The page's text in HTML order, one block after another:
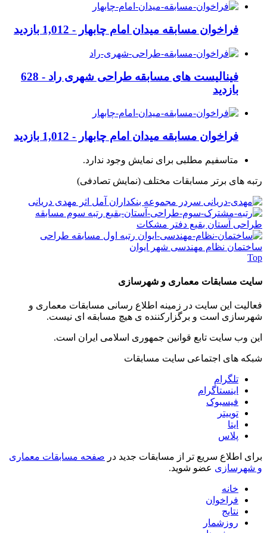
فراخوان مسابقه میدان امام چابهار - 1,012 بازدید
فینالیست های مسابقه طراحی شهری راد - 628
بازدید
فراخوان مسابقه میدان امام چابهار - 1,012 بازدید
متاسفیم مطلبی برای نمایش وجود ندارد.
رتبه های برتر مسابقات مختلف (نمایش تصادفی)
سردر مجموعه بنکداران آمل اثر مهدی دریانی
رتبه سوم مسابقه
طراحی آستان بقیع دفتر مشکات
رتبه اول مسابقه طراحی
ساختمان نظام مهندسی شهر ایوان
Top
سایت مسابقات معماری و شهرسازی
فعالیت این سایت در زمینه اطلاع رسانی مسابقات معماری و
شهرسازی است و برگزارکننده ی هیچ مسابقه ای نیست.
این وب سایت تابع قوانین جمهوری اسلامی ایران است.
شبکه های اجتماعی سایت مسابقات
تلگرام
اینستاگرام
فیسبوک
توییتر
ایتا
پلاس
برای اطلاع سریع تر از مسابقات جدید در صفحه مسابقات معماری
و شهرسازی عضو شوید.
خانه
فراخوان
نتایج
روزشمار